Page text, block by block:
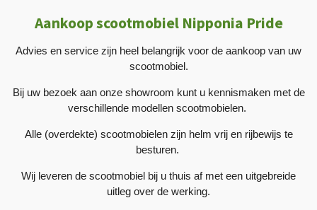
Aankoop scootmobiel Nipponia Pride
Advies en service zijn heel belangrijk voor de aankoop van uw
scootmobiel.
Bij uw bezoek aan onze showroom kunt u kennismaken met de
verschillende modellen scootmobielen.
Alle (overdekte) scootmobielen zijn helm vrij en rijbewijs te
besturen.
Wij leveren de scootmobiel bij u thuis af met een uitgebreide
uitleg over de werking.